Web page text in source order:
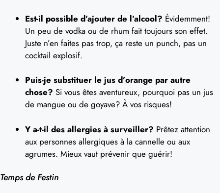
Est-il possible d’ajouter de l’alcool? Évidemment!
Un peu de vodka ou de rhum fait toujours son effet.
Juste n’en faites pas trop, ça reste un punch, pas un
cocktail explosif.
Puis-je substituer le jus d’orange par autre
chose? Si vous êtes aventureux, pourquoi pas un jus
de mangue ou de goyave? À vos risques!
Y a-t-il des allergies à surveiller? Prêtez attention
aux personnes allergiques à la cannelle ou aux
agrumes. Mieux vaut prévenir que guérir!
Temps de Festin